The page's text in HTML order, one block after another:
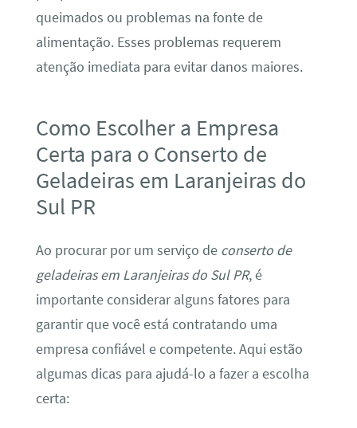
queimados ou problemas na fonte de
alimentação. Esses problemas requerem
atenção imediata para evitar danos maiores.
Como Escolher a Empresa
Certa para o Conserto de
Geladeiras em Laranjeiras do
Sul PR
Ao procurar por um serviço de conserto de
geladeiras em Laranjeiras do Sul PR, é
importante considerar alguns fatores para
garantir que você está contratando uma
empresa confiável e competente. Aqui estão
algumas dicas para ajudá-lo a fazer a escolha
certa: